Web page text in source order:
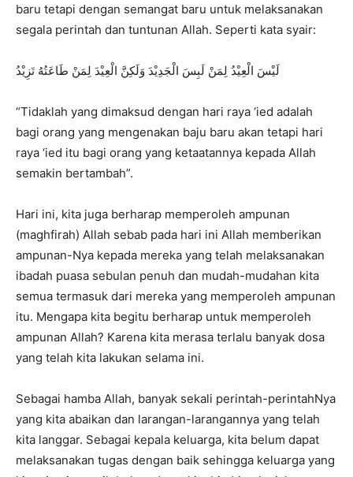
baru tetapi dengan semangat baru untuk melaksanakan
segala perintah dan tuntunan Allah. Seperti kata syair:
لَيْسَ الْعِيْدُ لِمَنْ لَبِسَ الْجَدِيْدَ وَلَكِنَّ الْعِيْدَ لِمَنْ طَاعَتُهُ تَزِيْدُ
“Tidaklah yang dimaksud dengan hari raya ‘ied adalah
bagi orang yang mengenakan baju baru akan tetapi hari
raya ‘ied itu bagi orang yang ketaatannya kepada Allah
semakin bertambah”.
Hari ini, kita juga berharap memperoleh ampunan
(maghfirah) Allah sebab pada hari ini Allah memberikan
ampunan-Nya kepada mereka yang telah melaksanakan
ibadah puasa sebulan penuh dan mudah-mudahan kita
semua termasuk dari mereka yang memperoleh ampunan
itu. Mengapa kita begitu berharap untuk memperoleh
ampunan Allah? Karena kita merasa terlalu banyak dosa
yang telah kita lakukan selama ini.
Sebagai hamba Allah, banyak sekali perintah-perintahNya
yang kita abaikan dan larangan-larangannya yang telah
kita langgar. Sebagai kepala keluarga, kita belum dapat
melaksanakan tugas dengan baik sehingga keluarga yang